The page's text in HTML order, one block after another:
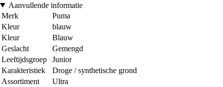
Aanvullende informatie
Merk
Puma
Kleur
blauw
Kleur
Blauw
Geslacht
Gemengd
Leeftijdsgroep
Junior
Karakteristiek
Droge / synthetische grond
Assortiment
Ultra